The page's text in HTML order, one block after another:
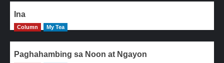
Ina
Column My Tea
Paghahambing sa Noon at Ngayon